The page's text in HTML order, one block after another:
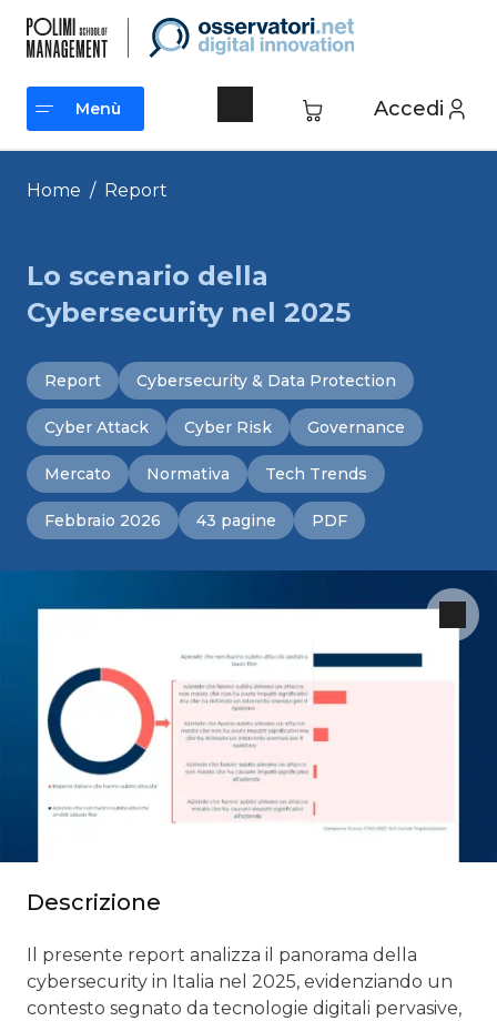
contenuto
Accedi
Menù
Menù
Home / Report
Lo scenario della
Cybersecurity nel 2025
Report Cybersecurity & Data Protection
Cyber Attack Cyber Risk Governance
Mercato Normativa Tech Trends
Febbraio 2026 43 pagine PDF
Descrizione
Il presente report analizza il panorama della
cybersecurity in Italia nel 2025, evidenziando un
contesto segnato da tecnologie digitali pervasive,